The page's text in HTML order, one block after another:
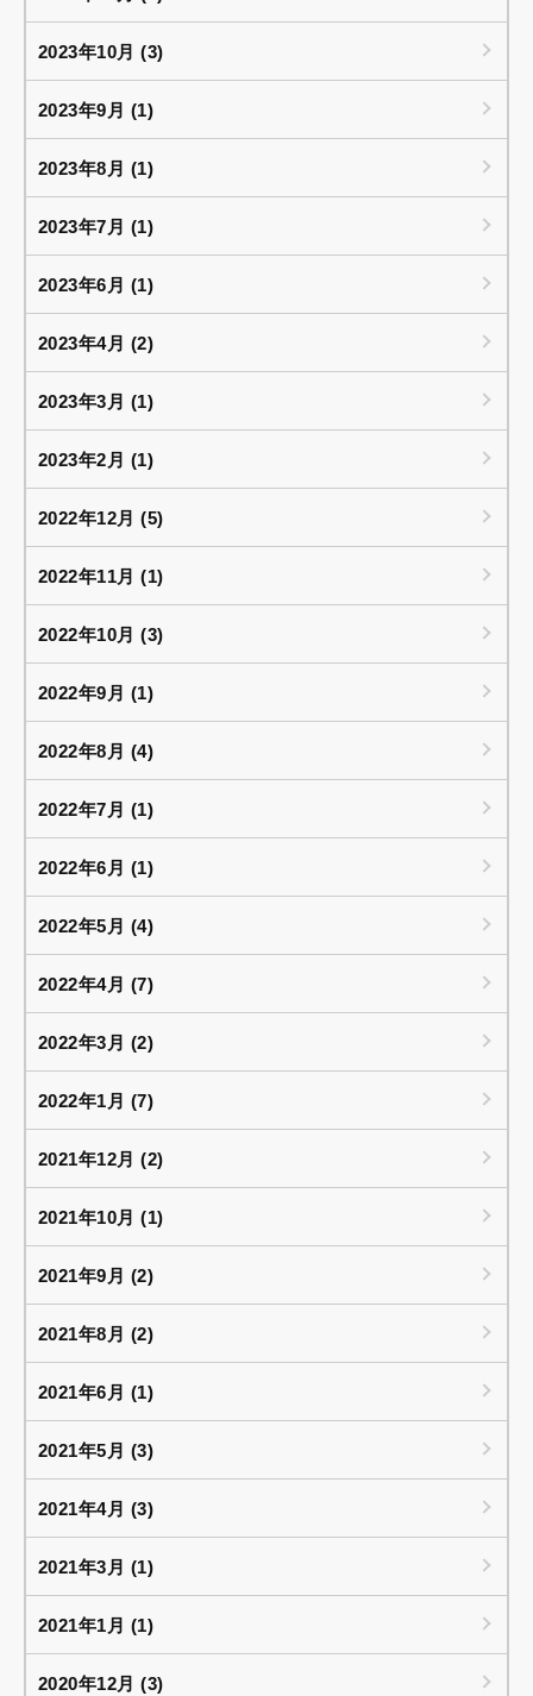
2023年10月 (3)
2023年9月 (1)
2023年8月 (1)
2023年7月 (1)
2023年6月 (1)
2023年4月 (2)
2023年3月 (1)
2023年2月 (1)
2022年12月 (5)
2022年11月 (1)
2022年10月 (3)
2022年9月 (1)
2022年8月 (4)
2022年7月 (1)
2022年6月 (1)
2022年5月 (4)
2022年4月 (7)
2022年3月 (2)
2022年1月 (7)
2021年12月 (2)
2021年10月 (1)
2021年9月 (2)
2021年8月 (2)
2021年6月 (1)
2021年5月 (3)
2021年4月 (3)
2021年3月 (1)
2021年1月 (1)
2020年12月 (3)